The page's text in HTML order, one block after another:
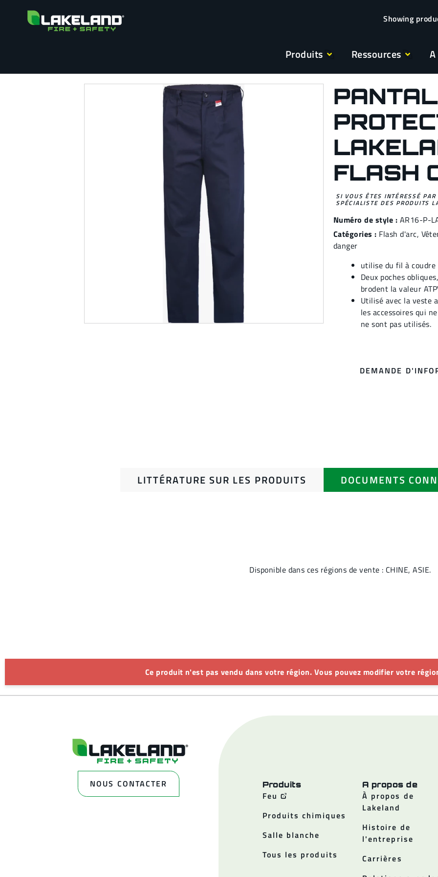
Produits Ressources
FLASH
SI VOUS ÊTES INTÉRESSÉ
SPÉCIALISTE DES PRODUITS
Numéro de style : AR16-P-
Catégories : Flash d'arc,
danger
utilise du fil à
Deux poches
brodent la valeur
Utilisé avec la veste
les accessoires qui
ne sont pas utilisés.
DEMANDE
LITTÉRATURE SUR LES PRODUITS DOCUMENTS
Disponible dans ces régions de vente : CHINE, ASIE.
Ce produit n'est pas vendu dans votre région. Vous pouvez modifier votre
NOUS CONTACTER Produits
Feu
Produits chimiques
Salle blanche
Tous les produits
A propos de
À propos de
Lakeland
Histoire de
l'entreprise
Carrières